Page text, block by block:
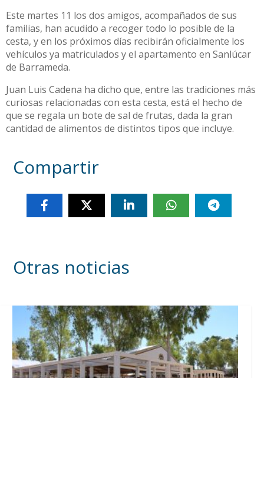
Este martes 11 los dos amigos, acompañados de sus
familias, han acudido a recoger todo lo posible de la
cesta, y en los próximos días recibirán oficialmente los
vehículos ya matriculados y el apartamento en Sanlúcar
de Barrameda.
Juan Luis Cadena ha dicho que, entre las tradiciones más
curiosas relacionadas con esta cesta, está el hecho de
que se regala un bote de sal de frutas, dada la gran
cantidad de alimentos de distintos tipos que incluye.
Compartir
Otras noticias